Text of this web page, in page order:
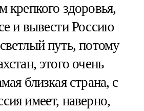
крепкого здоровья,
и вывести Россию
путь, потому
этого очень
близкая страна, с
имеет, наверно,